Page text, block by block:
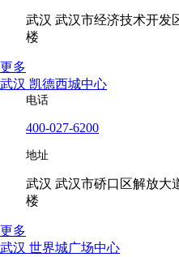
武汉 武汉市经济技术开发
楼
更多
武汉 凯德西城中心
电话
400-027-6200
地址
武汉 武汉市硚口区解放大
楼
更多
武汉 世界城广场中心